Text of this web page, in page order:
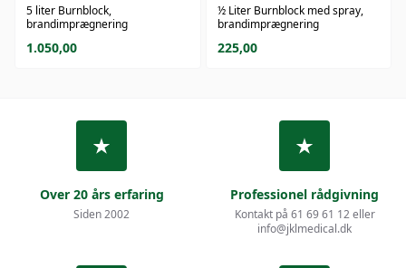
5 liter Burnblock,
brandimprægnering
1.050,00
½ Liter Burnblock med spray,
brandimprægnering
225,00
Over 20 års erfaring
Siden 2002
Professionel rådgivning
Kontakt på 61 69 61 12 eller
info@jklmedical.dk